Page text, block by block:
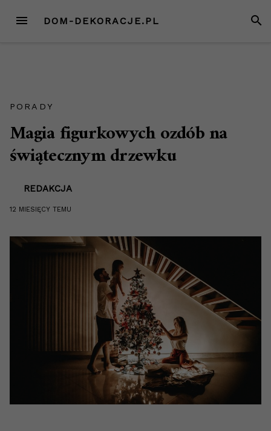
MENU DOM-DEKORACJE.PL
PORADY
Magia figurkowych ozdób na
świątecznym drzewku
REDAKCJA
12 MIESIĘCY TEMU